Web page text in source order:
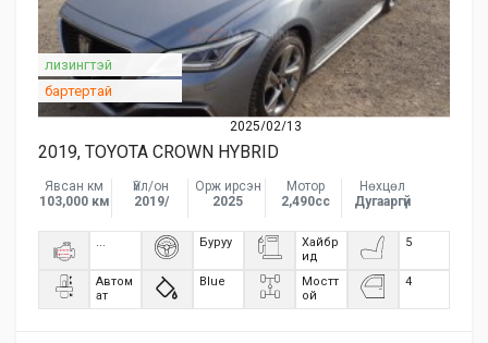
2025/02/13
лизингтэй
бартертай
2019, TOYOTA CROWN HYBRID
Явсан км
103,000 км
Үйл/он
2019/
Орж ирсэн
2025
Мотор
2,490сс
Нөхцөл
Дугааргүй
... Буруу
Хайбр
ид
5
Автом
ат
Blue
Мостт
ой
4